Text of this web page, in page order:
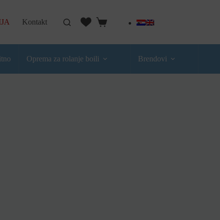
Kontakt
Oprema za rolanje boili Brendovi